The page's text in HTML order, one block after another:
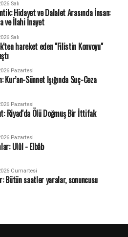
Salı
Hidayet ve Dalalet Arasında İnsan:
ve İlahi İnayet
Salı
hareket eden "Filistin Konvoyu"
Pazartesi
Kur’an-Sünnet Işığında Suç-Ceza
Pazartesi
Riyad'da Ölü Doğmuş Bir İttifak
Pazartesi
Ulûl - Elbâb
Cumartesi
Bütün saatler yaralar, sonuncusu